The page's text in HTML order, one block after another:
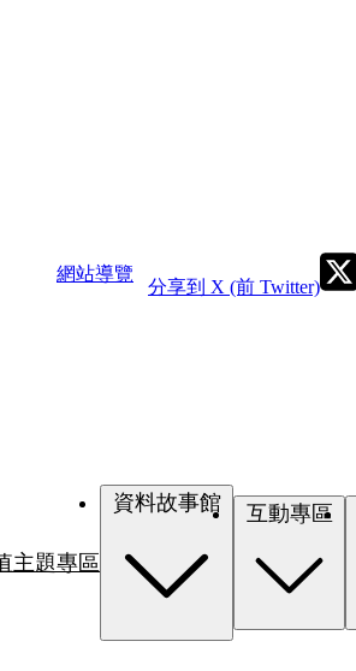
網站導覽
分享到 X (前 Twitter)
主題專區
資料故事館